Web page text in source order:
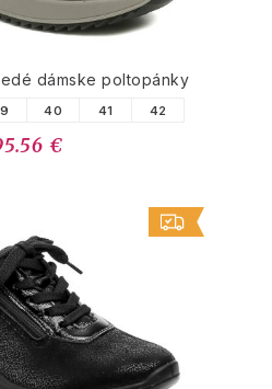
dámske poltopánky
40 41 42
€